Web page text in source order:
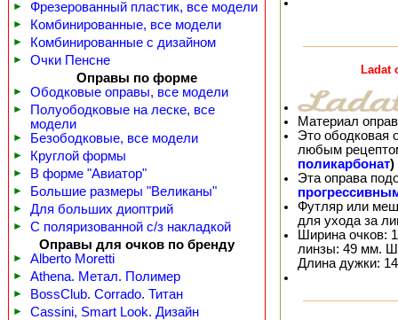
► Фрезерованный пластик, все модели
► Комбинированные, все модели
► Комбинированные с дизайном
►
Очки Пенсне
Оправы по форме
► Ободковые оправы, все модели
►
Полуободковые на леске, все
модели
► Безободковые, все модели
► Круглой формы
► В форме "Авиатор"
► Большие размеры "Великаны"
► Для больших диоптрий
►
С поляризованной с/з накладкой
Оправы для очков по бренду
► Alberto Moretti
► Athena. Метал. Полимер
► BossClub. Corrado. Титан
► Cassini, Smart Look. Дизайн
Ladat
Материал
Это ободковая
любым
поликарбонат)
Эта оправа
Футляр или
для ухода за
Ширина очков:
линзы: 49 мм.
Длина дужки: